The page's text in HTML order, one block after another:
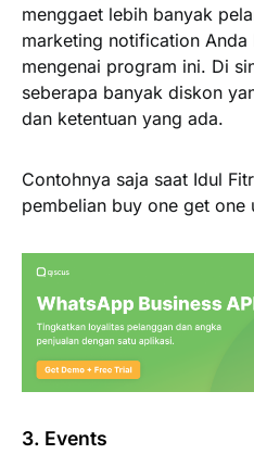
menggaet lebih banyak
marketing notification Anda
mengenai program ini. Di
seberapa banyak diskon
dan ketentuan yang ada.
Contohnya saja saat Idul
pembelian buy one get one
3. Events